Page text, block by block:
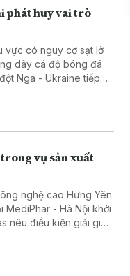
phát huy vai trò
vực có nguy cơ sạt lở
vụ sản xuất
nghệ cao Hưng Yên
Hà Nội khởi